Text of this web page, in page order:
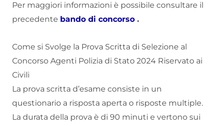
Per maggiori informazioni è possibile consultare il
precedente bando di concorso .
Come si Svolge la Prova Scritta di Selezione al
Concorso Agenti Polizia di Stato 2024 Riservato ai
Civili
La prova scritta d’esame consiste in un
questionario a risposta aperta o risposte multiple.
La durata della prova è di 90 minuti e vertono sui